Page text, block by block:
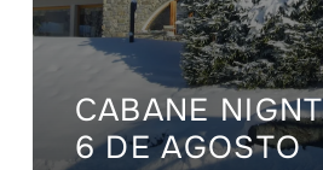
CABANE
6 DE AGOSTO